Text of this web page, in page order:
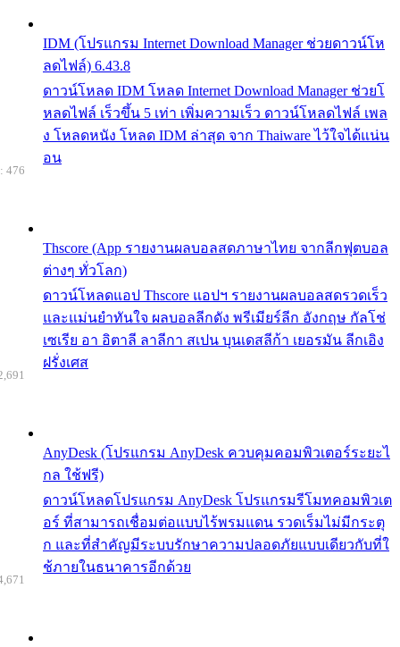
IDM (โปรแกรม Internet Download Manager ช่วยดาวน์โห
ลดไฟล์) 6.43.8
ดาวน์โหลด IDM โหลด Internet Download Manager ช่วยโ
หลดไฟล์ เร็วขึ้น 5 เท่า เพิ่มความเร็ว ดาวน์โหลดไฟล์ เพล
ง โหลดหนัง โหลด IDM ล่าสุด จาก Thaiware ไว้ใจได้แน่น
อน
Thscore (App รายงานผลบอลสดภาษาไทย จากลีกฟุตบอล
ต่างๆ ทั่วโลก)
ดาวน์โหลดแอป Thscore แอปฯ รายงานผลบอลสดรวดเร็ว
และแม่นยำทันใจ ผลบอลลีกดัง พรีเมียร์ลีก อังกฤษ กัลโช่
เซเรีย อา อิตาลี ลาลีกา สเปน บุนเดสลีก้า เยอรมัน ลีกเอิง
ฝรั่งเศส
476
AnyDesk (โปรแกรม AnyDesk ควบคุมคอมพิวเตอร์ระยะไ
กล ใช้ฟรี)
ดาวน์โหลดโปรแกรม AnyDesk โปรแกรมรีโมทคอมพิวเต
อร์ ที่สามารถเชื่อมต่อแบบไร้พรมแดน รวดเร็มไม่มีกระตุ
ก และที่สำคัญมีระบบรักษาความปลอดภัยแบบเดียวกับที่ใ
ช้ภายในธนาคารอีกด้วย